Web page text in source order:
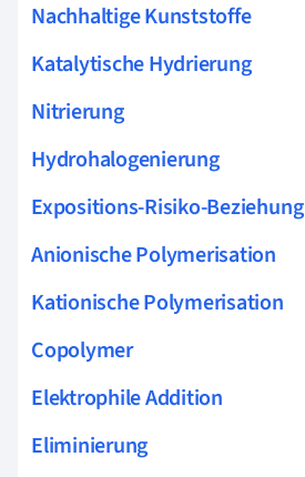
Nachhaltige Kunststoffe
Katalytische Hydrierung
Nitrierung
Hydrohalogenierung
Expositions-Risiko-Beziehung
Anionische Polymerisation
Kationische Polymerisation
Copolymer
Elektrophile Addition
Eliminierung